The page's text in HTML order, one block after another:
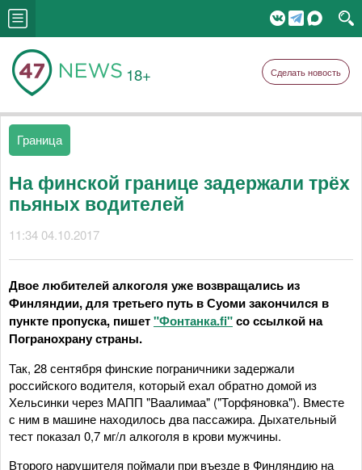
18+ Сделать новость
Граница
На финской границе задержали трёх
пьяных водителей
11:34 04.10.2017
Двое любителей алкоголя уже возвращались из
Финляндии, для третьего путь в Суоми закончился в
пункте пропуска, пишет"Фонтанка.fi"со ссылкой на
Погранохрану страны.
Так, 28 сентября финские пограничники задержали
российского водителя, который ехал обратно домой из
Хельсинки через МАПП "Ваалимаа" ("Торфяновка"). Вместе
с ним в машине находилось два пассажира. Дыхательный
тест показал 0,7 мг/л алкоголя в крови мужчины.
Второго нарушителя поймали при въезде в Финляндию на